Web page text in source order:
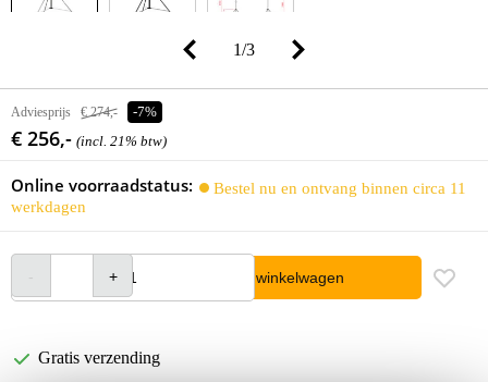
1/3
Adviesprijs € 274,- -7%
€ 256,- (incl. 21% btw)
Online voorraadstatus:
Bestel nu en ontvang binnen circa 11
werkdagen
In winkelwagen
Gratis verzending